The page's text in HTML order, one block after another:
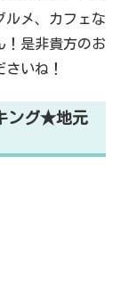
ルメ、カフェな
！是非貴方のお
いね！
ング★地元